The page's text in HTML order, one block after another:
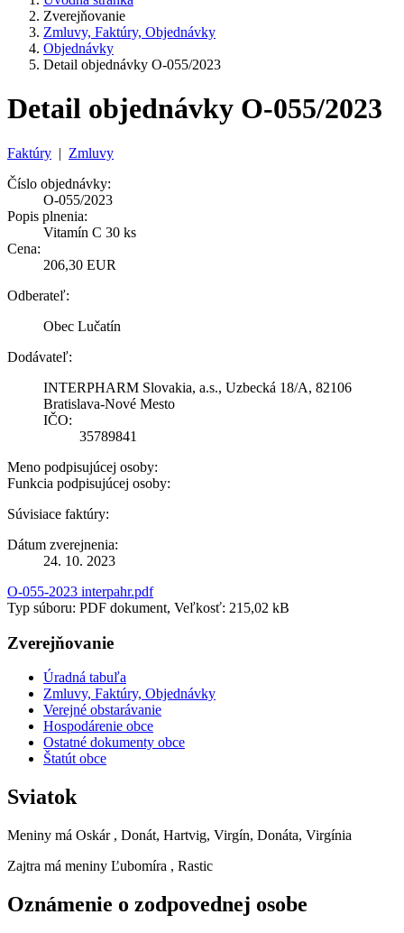
Zverejňovanie
Zmluvy, Faktúry, Objednávky
Objednávky
Detail objednávky O-055/2023
Detail objednávky O-055/2023
Faktúry | Zmluvy
Číslo objednávky:
O-055/2023
Popis plnenia:
Vitamín C 30 ks
Cena:
206,30 EUR
Odberateľ:
Obec Lučatín
Dodávateľ:
INTERPHARM Slovakia, a.s., Uzbecká 18/A, 82106
Bratislava-Nové Mesto
IČO:
35789841
Meno podpisujúcej osoby:
Funkcia podpisujúcej osoby:
Súvisiace faktúry:
Dátum zverejnenia:
24. 10. 2023
O-055-2023 interpahr.pdf
Typ súboru: PDF dokument, Veľkosť: 215,02 kB
Zverejňovanie
Úradná tabuľa
Zmluvy, Faktúry, Objednávky
Verejné obstarávanie
Hospodárenie obce
Ostatné dokumenty obce
Štatút obce
Sviatok
Meniny má Oskár , Donát, Hartvig, Virgín, Donáta, Virgínia
Zajtra má meniny Ľubomíra , Rastic
Oznámenie o zodpovednej osobe